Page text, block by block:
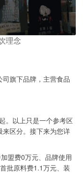
理念
旗下品牌，主营食品
。以上只是一个参考区
区分。接下来为您详
盟费0万元、品牌使用
批原料费1.1万元、装